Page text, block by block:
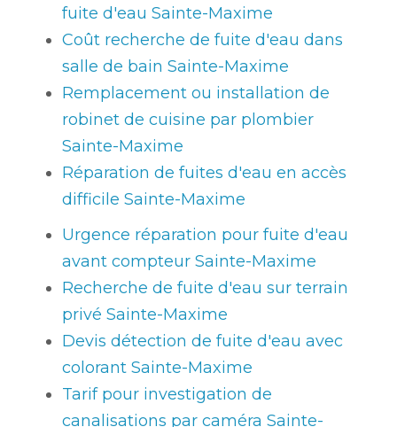
fuite d'eau Sainte-Maxime
Coût recherche de fuite d'eau dans
salle de bain Sainte-Maxime
Remplacement ou installation de
robinet de cuisine par plombier
Sainte-Maxime
Réparation de fuites d'eau en accès
difficile Sainte-Maxime
Urgence réparation pour fuite d'eau
avant compteur Sainte-Maxime
Recherche de fuite d'eau sur terrain
privé Sainte-Maxime
Devis détection de fuite d'eau avec
colorant Sainte-Maxime
Tarif pour investigation de
canalisations par caméra Sainte-